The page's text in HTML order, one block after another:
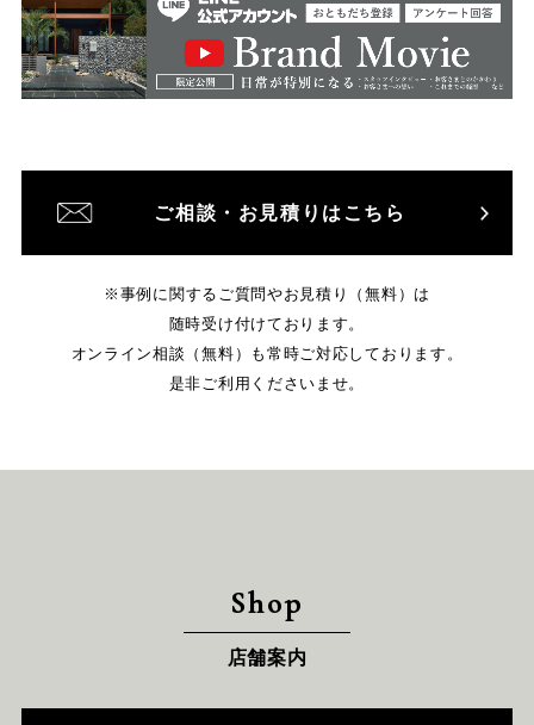
ご相談・お見積りはこちら
※事例に関するご質問やお見積り（無料）は
随時受け付けております。
オンライン相談（無料）も常時ご対応しております。
是非ご利用くださいませ。
Shop
店舗案内